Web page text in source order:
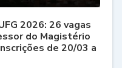
2026: 26 vagas
do Magistério
de 20/03 a